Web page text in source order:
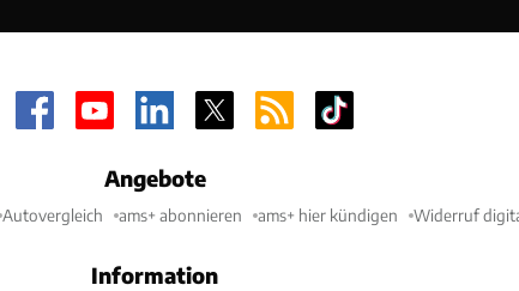
Angebote
Autovergleich ams+ abonnieren ams+ hier kündigen Widerruf
Information